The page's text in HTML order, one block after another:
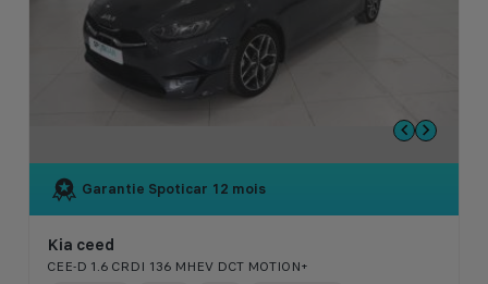
Garantie Spoticar 12 mois
Kia ceed
CEE-D 1.6 CRDI 136 MHEV DCT MOTION+